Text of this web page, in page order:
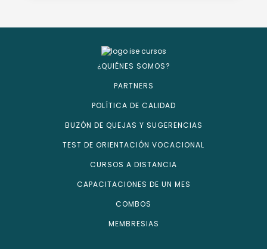
¿QUIÉNES SOMOS?
PARTNERS
POLÍTICA DE CALIDAD
BUZÓN DE QUEJAS Y SUGERENCIAS
TEST DE ORIENTACIÓN VOCACIONAL
CURSOS A DISTANCIA
CAPACITACIONES DE UN MES
COMBOS
MEMBRESIAS